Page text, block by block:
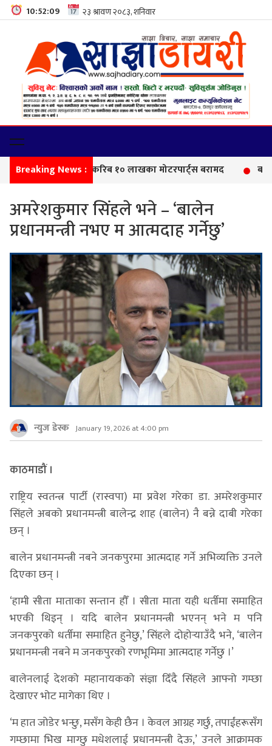
10:52:10
Breaking News :
अमरेशकुमार सिंहले भने – ‘बालेन
प्रधानमन्त्री नभए म आत्मदाह गर्नेछु’
न्युज डेस्क January 19, 2026 at 4:00 pm
काठमाडौं ।
राष्ट्रिय स्वतन्त्र पार्टी (रास्वपा) मा प्रवेश गरेका डा. अमरेशकुमार
सिंहले अबको प्रधानमन्त्री बालेन्द्र शाह (बालेन) नै बन्ने दाबी गरेका
छन् ।
बालेन प्रधानमन्त्री नबने जनकपुरमा आत्मदाह गर्ने अभिव्यक्ति उनले
दिएका छन् ।
‘हामी सीता माताका सन्तान हौँ । सीता माता यही धर्तीमा समाहित
भएकी थिइन् । यदि बालेन प्रधानमन्त्री भएनन् भने म पनि
जनकपुरको धर्तीमा समाहित हुनेछु,’ सिंहले दोहोर्‍याउँदै भने, ‘बालेन
प्रधानमन्त्री नबने म जनकपुरको रणभूमिमा आत्मदाह गर्नेछु ।’
बालेनलाई देशको महानायकको संज्ञा दिँदै सिंहले आफ्नो गम्छा
देखाएर भोट मागेका थिए ।
‘म हात जोडेर भन्छु, मसँग केही छैन । केवल आग्रह गर्छु, तपाईंहरूसँग
गम्छामा भिख माग्छु मधेशलाई प्रधानमन्त्री देऊ,’ उनले आक्रामक